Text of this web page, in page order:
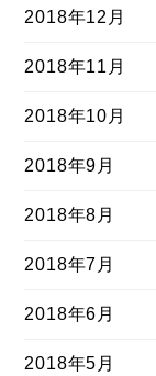
2018年12月
2018年11月
2018年10月
2018年9月
2018年8月
2018年7月
2018年6月
2018年5月